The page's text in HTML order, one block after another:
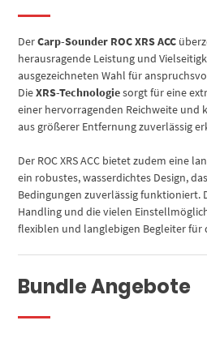
DerCarp-Sounder ROC XRS ACC
herausragende Leistung und
ausgezeichneten Wahl für
DieXRS-Technologiesorgt für eine
einer hervorragenden Reichweite und
aus größerer Entfernung zuverlässig
Der ROC XRS ACC bietet zudem eine
ein robustes, wasserdichtes Design,
Bedingungen zuverlässig funktioniert.
Handling und die vielen
flexiblen und langlebigen Begleiter für
Bundle Angebote